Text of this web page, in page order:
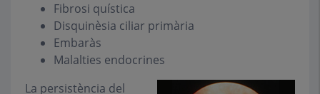
Fibrosi quística
Disquinèsia ciliar primària
Embaràs
Malalties endocrines
La persistència del